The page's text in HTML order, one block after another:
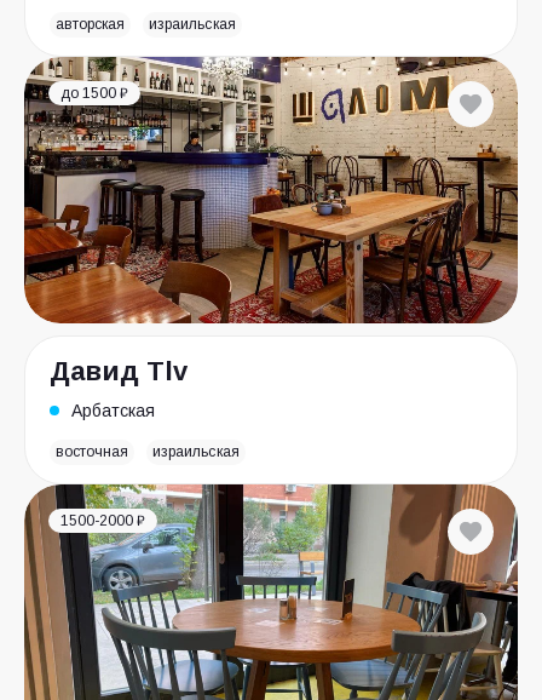
авторская израильская
до 1500 ₽
Давид Tlv
Арбатская
восточная израильская
1500-2000 ₽